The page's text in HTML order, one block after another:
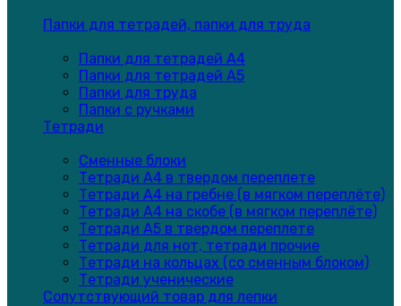
Папки для тетрадей, папки для труда
Папки для тетрадей А4
Папки для тетрадей А5
Папки для труда
Папки с ручками
Тетради
Сменные блоки
Тетради А4 в твердом переплете
Тетради А4 на гребне (в мягком переплёте)
Тетради А4 на скобе (в мягком переплёте)
Тетради А5 в твердом переплете
Тетради для нот, тетради прочие
Тетради на кольцах (со сменным блоком)
Тетради ученические
Сопутствующий товар для лепки